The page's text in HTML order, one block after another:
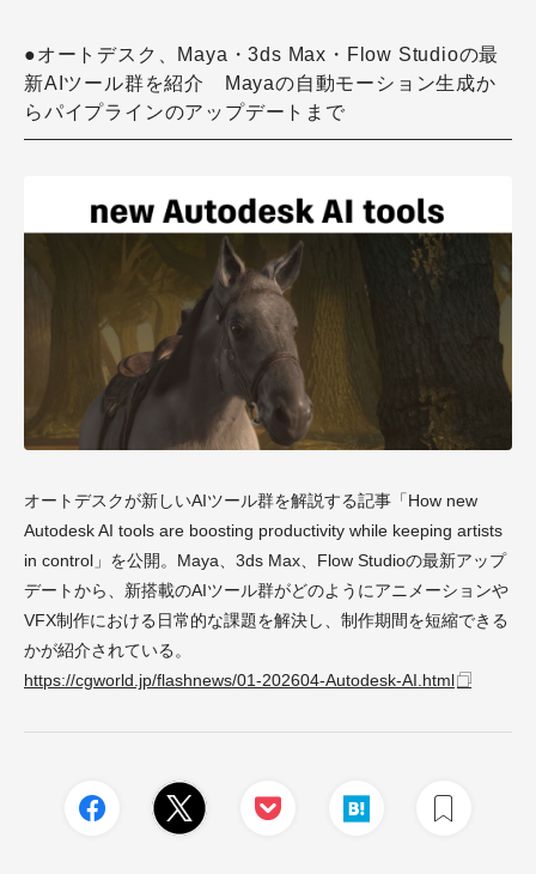
●オートデスク、Maya・3ds Max・Flow Studioの最
新AIツール群を紹介 Mayaの自動モーション生成か
らパイプラインのアップデートまで
オートデスクが新しいAIツール群を解説する記事「How new
Autodesk AI tools are boosting productivity while keeping artists
in control」を公開。Maya、3ds Max、Flow Studioの最新アップ
デートから、新搭載のAIツール群がどのようにアニメーションや
VFX制作における日常的な課題を解決し、制作期間を短縮できる
かが紹介されている。
https://cgworld.jp/flashnews/01-202604-Autodesk-AI.html